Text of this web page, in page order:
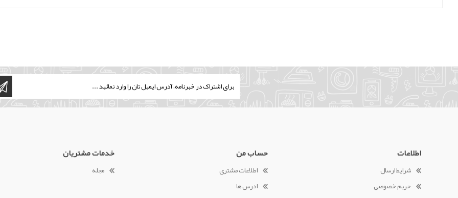
اطلاعات
شرایط ارسال
حریم خصوصی
حساب من
اطلاعات مشتری
ادرس ها
خدمات مشتریان
مجله